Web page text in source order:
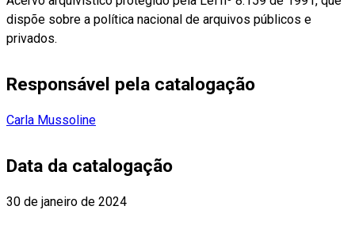
dispõe sobre a política nacional de arquivos públicos e
privados.
Responsável pela catalogação
Carla Mussoline
Data da catalogação
30 de janeiro de 2024